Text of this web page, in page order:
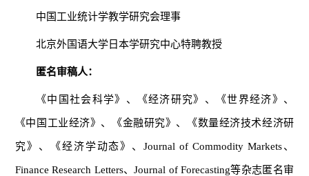
中国工业统计学教学研究会理事
北京外国语大学日本学研究中心特聘教授
匿名审稿人：
《中国社会科学》、《经济研究》、《世界经济》、
《中国工业经济》、《金融研究》、《数量经济技术经济研
究》、《经济学动态》、Journal of Commodity Markets、
Finance Research Letters、Journal of Forecasting等杂志匿名审